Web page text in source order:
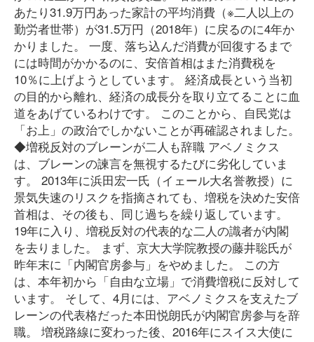
あたり31.9万円あった家計の平均消費（※二人以上の
勤労者世帯）が31.5万円（2018年）に戻るのに4年か
かりました。 一度、落ち込んだ消費が回復するまで
には時間がかかるのに、安倍首相はまた消費税を
10％に上げようとしています。 経済成長という当初
の目的から離れ、経済の成長分を取り立てることに血
道をあげているわけです。 このことから、自民党は
「お上」の政治でしかないことが再確認されました。
◆増税反対のブレーンが二人も辞職 アベノミクス
は、ブレーンの諫言を無視するたびに劣化していま
す。 2013年に浜田宏一氏（イェール大名誉教授）に
景気失速のリスクを指摘されても、増税を決めた安倍
首相は、その後も、同じ過ちを繰り返しています。
19年に入り、増税反対の代表的な二人の識者が内閣
を去りました。 まず、京大大学院教授の藤井聡氏が
昨年末に「内閣官房参与」をやめました。 この方
は、本年初から「自由な立場」で消費増税に反対して
います。 そして、4月には、アベノミクスを支えたブ
レーンの代表格だった本田悦朗氏が内閣官房参与を辞
職。 増税路線に変わった後、2016年にスイス大使に